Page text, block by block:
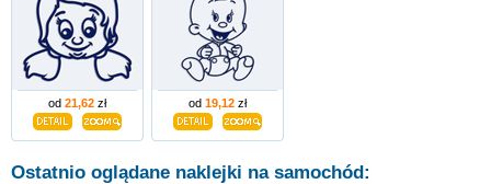
od 21,62 zł od 19,12 zł
Ostatnio oglądane naklejki na samochód: